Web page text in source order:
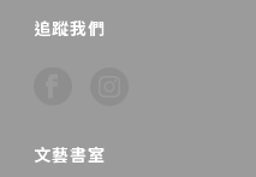
追蹤我們
文藝書室